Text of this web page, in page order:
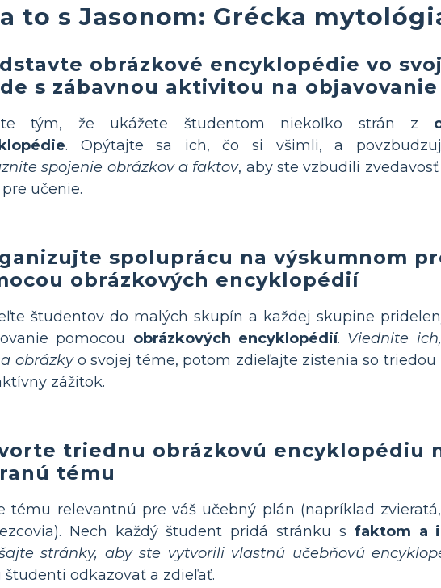
to s Jasonom: Grécka
obrázkové encyklopédie vo
s zábavnou aktivitou na objavovanie
tým, že ukážete študentom niekoľko strán z
. Opýtajte sa ich, čo si všimli, a
spojenie obrázkov a faktov, aby ste vzbudili
učenie.
spoluprácu na výskumnom
obrázkových encyklopédií
študentov do malých skupín a každej skupine
pomocou obrázkových encyklopédií. Viednite
obrázkyo svojej téme, potom zdieľajte zistenia so triedou
zážitok.
triednu obrázkovú encyklopédiu
tému
tému relevantnú pre váš učebný plán (napríklad
Nech každý študent pridá stránku s faktom a
stránky, aby ste vytvorili vlastnú učebňovú
študenti odkazovať a zdieľať.